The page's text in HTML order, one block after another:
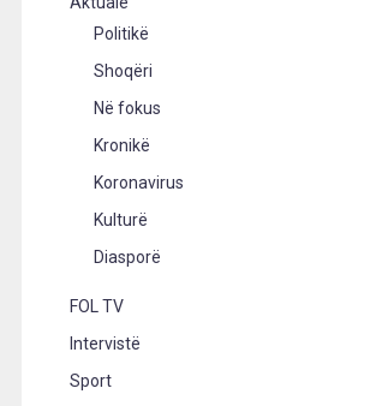
Politikë
Shoqëri
Në fokus
Kronikë
Koronavirus
Kulturë
Diasporë
FOL TV
Intervistë
Sport